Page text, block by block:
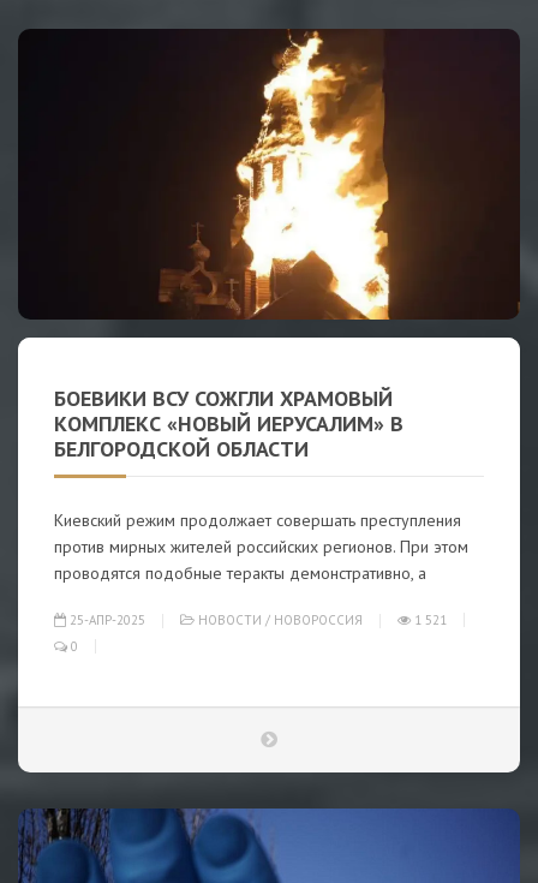
БОЕВИКИ ВСУ СОЖГЛИ ХРАМОВЫЙ
КОМПЛЕКС «НОВЫЙ ИЕРУСАЛИМ» В
БЕЛГОРОДСКОЙ ОБЛАСТИ
Киевский режим продолжает совершать преступления
против мирных жителей российских регионов. При этом
проводятся подобные теракты демонстративно, а
25-АПР-2025 НОВОСТИ / НОВОРОССИЯ
1 521
0